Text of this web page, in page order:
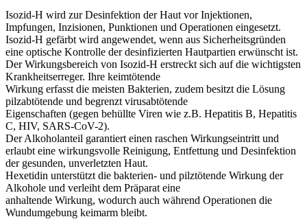
Isozid-H wird zur Desinfektion der Haut vor Injektionen,
Impfungen, Inzisionen, Punktionen und Operationen eingesetzt.
Isozid-H gefärbt wird angewendet, wenn aus Sicherheitsgründen
eine optische Kontrolle der desinfizierten Hautpartien erwünscht ist.
Der Wirkungsbereich von Isozid-H erstreckt sich auf die wichtigsten
Krankheitserreger. Ihre keimtötende
Wirkung erfasst die meisten Bakterien, zudem besitzt die Lösung
pilzabtötende und begrenzt virusabtötende
Eigenschaften (gegen behüllte Viren wie z.B. Hepatitis B, Hepatitis
C, HIV, SARS-CoV-2).
Der Alkoholanteil garantiert einen raschen Wirkungseintritt und
erlaubt eine wirkungsvolle Reinigung, Entfettung und Desinfektion
der gesunden, unverletzten Haut.
Hexetidin unterstützt die bakterien- und pilztötende Wirkung der
Alkohole und verleiht dem Präparat eine
anhaltende Wirkung, wodurch auch während Operationen die
Wundumgebung keimarm bleibt.